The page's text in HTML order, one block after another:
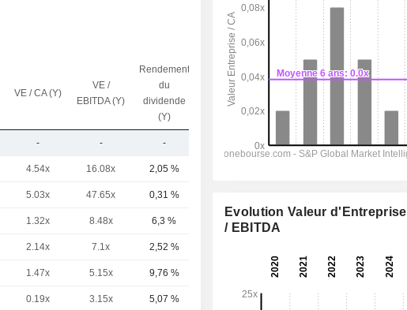
VE / CA (Y)
VE /
EBITDA (Y)
Rendement
du
dividende
(Y)
Capi.($)
- - - 262 M
4.54x 16.08x 2,05 %
5.03x 47.65x 0,31 %
1.32x 8.48x 6,3 % 15,48 Md
2.14x 7.1x 2,52 %
1.47x 5.15x 9,76 %
0.19x 3.15x 5,07 % 2,27 Md
Evolution Valeur d'Entreprise
/ EBITDA